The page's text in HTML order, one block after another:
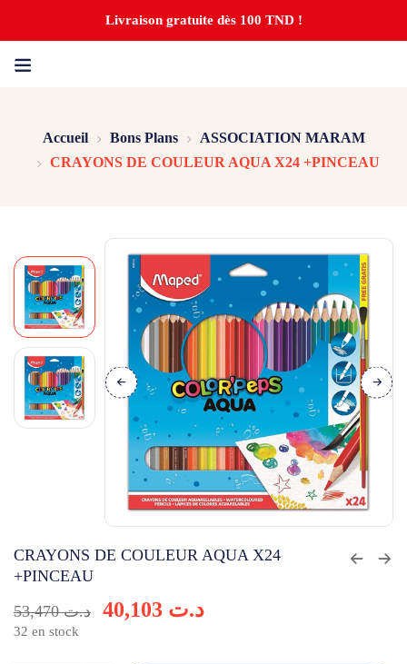
Livraison gratuite dès 100 TND !
Accueil Bons Plans
ASSOCIATION MARAM
CRAYONS DE COULEUR AQUA X24 +PINCEAU
CRAYONS DE COULEUR AQUA X24
+PINCEAU
د.ت53,470 د.ت
32 en stock